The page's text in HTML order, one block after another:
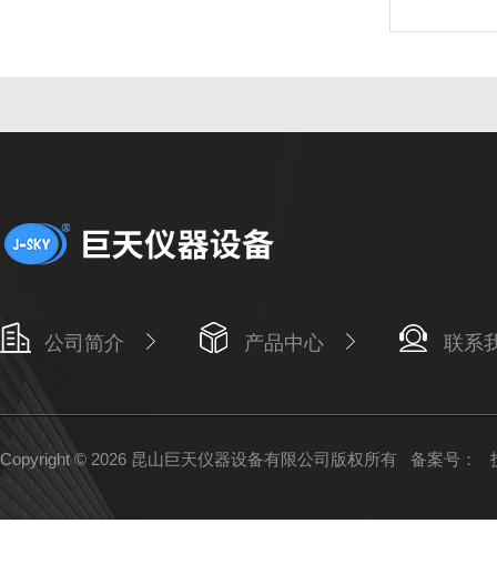
公司简介 产品中心 联系
Copyright © 2026 昆山巨天仪器设备有限公司版权所有 备案号：